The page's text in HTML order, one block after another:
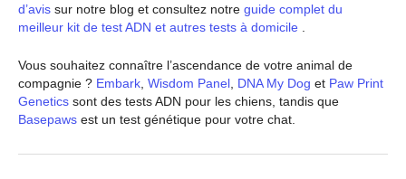
d’avis sur notre blog et consultez notre guide complet du
meilleur kit de test ADN et autres tests à domicile
Vous souhaitez connaître l’ascendance de votre animal de
compagnie ? Embark, Wisdom Panel, DNA My Dog et Paw Print
Genetics sont des tests ADN pour les chiens, tandis que
Basepaws est un test génétique pour votre chat.